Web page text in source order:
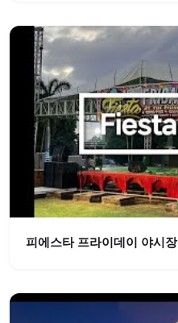
피에스타 프라이데이 야시장